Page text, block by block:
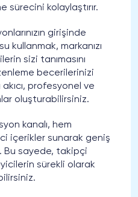
sürecini kolaylaştırır.
girişinde
kullanmak, markanızı
sizi tanımasını
becerilerinizi
profesyonel ve
oluşturabilirsiniz.
kanalı, hem
içerikler sunarak geniş
Bu sayede, takipçi
sürekli olarak